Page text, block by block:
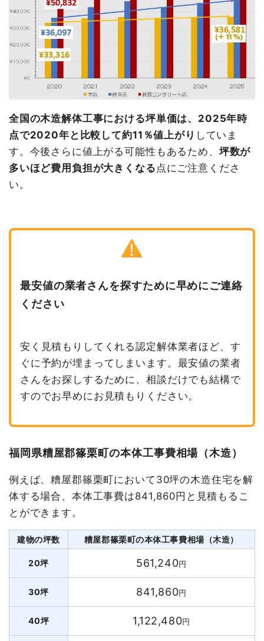
全国の木造解体工事における坪単価は、2025年時
点で2020年と比較して約11％値上がり していま
す。今後さらに値上がる可能性もあるため、 坪数が
多いほど費用負担が大きくなる 点にご注意くださ
い。
最安値の業者さんを探すために早めにご連絡
ください
安く見積もりしてくれる認定解体業者ほど、す
ぐに予約が埋まってしまいます。最安値の業者
さんをお探しするために、相談だけでも結構で
すのでお早めにお見積もりください。
福岡県糟屋郡篠栗町の本体工事費相場（木造）
例えば、糟屋郡篠栗町において30坪の木造住宅を解
体する場合、本体工事費は841,860円と見積もるこ
とができます。
建物の坪数 糟屋郡篠栗町の本体工事費相場（木造）
20坪 561,240円
30坪 841,860円
40坪 1,122,480円